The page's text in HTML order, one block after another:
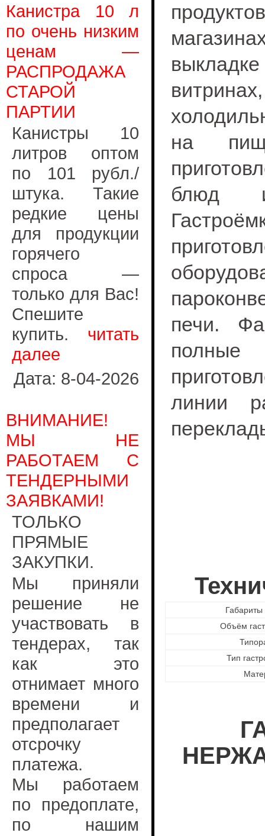
Канистра 10 л
по очень низким
ценам —
РАСПРОДАЖА
СТАРОЙ
ПАРТИИ
Канистры 10
литров оптом
по 101 рубл./
штука. Такие
редкие цены
для продукции
горячего
спроса —
только для Вас!
Спешите
купить. читать
далее
Дата: 8-04-2026
ВНИМАНИЕ!
МЫ НЕ
РАБОТАЕМ С
ТЕНДЕРНЫМИ
ЗАЯВКАМИ!
ТОЛЬКО
ПРЯМЫЕ
ЗАКУПКИ.
Мы приняли
решение не
участвовать в
тендерах, так
как это
отнимает много
времени и
предполагает
отсрочку
платежа.
Мы работаем
по предоплате,
по нашим
на
блюд
печи.
полные
линии
Объём
Тип